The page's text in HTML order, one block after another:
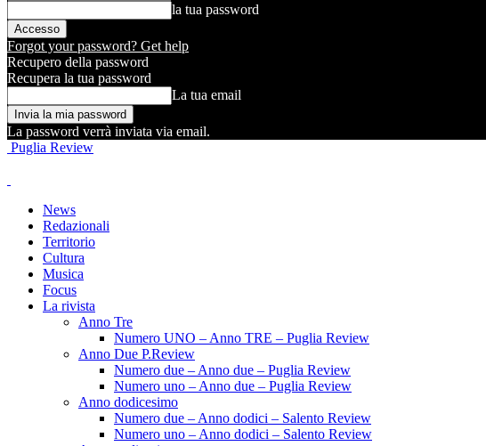
la tua password
Forgot your password? Get help
Recupero della password
Recupera la tua password
La tua email
La password verrà inviata via email.
Puglia Review
News
Redazionali
Territorio
Cultura
Musica
Focus
La rivista
Anno Tre
Numero UNO – Anno TRE – Puglia Review
Anno Due P.Review
Numero due – Anno due – Puglia Review
Numero uno – Anno due – Puglia Review
Anno dodicesimo
Numero due – Anno dodici – Salento Review
Numero uno – Anno dodici – Salento Review